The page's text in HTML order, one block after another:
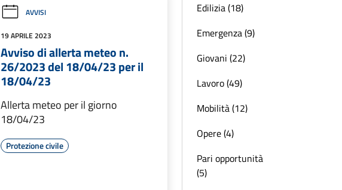
AVVISI
19 APRILE 2023
Avviso di allerta meteo n.
26/2023 del 18/04/23 per il
18/04/23
Allerta meteo per il giorno
18/04/23
Protezione civile
Edilizia (18)
Emergenza (9)
Giovani (22)
Lavoro (49)
Mobilità (12)
Opere (4)
Pari opportunità
(5)